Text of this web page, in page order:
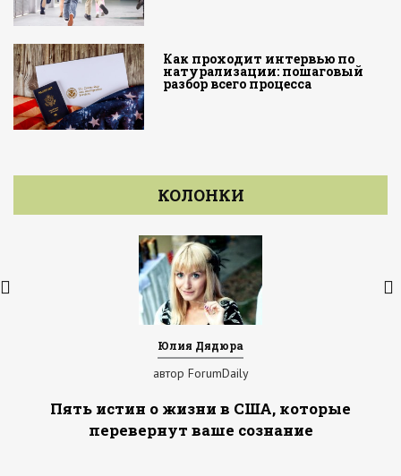
Как проходит интервью по
натурализации: пошаговый
разбор всего процесса
КОЛОНКИ
Юлия Дядюра
автор ForumDaily
Пять истин о жизни в США, которые
перевернут ваше сознание